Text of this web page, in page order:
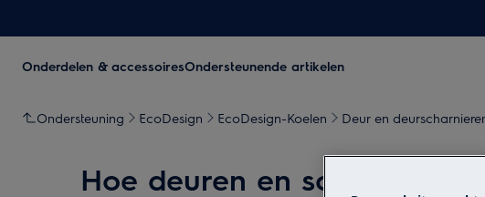
Onderdelen & accessoiresOndersteunende artikelen
Ondersteuning EcoDesign EcoDesign-Koelen Deur en
Hoe deuren en scharnieren